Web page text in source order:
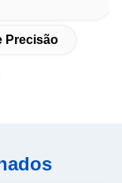
Precisão